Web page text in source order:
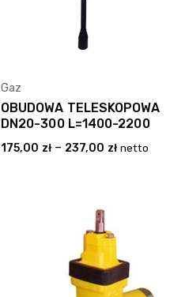
Gaz
OBUDOWA TELESKOPOWA
DN20-300 L=1400-2200
175,00 zł – 237,00 zł netto